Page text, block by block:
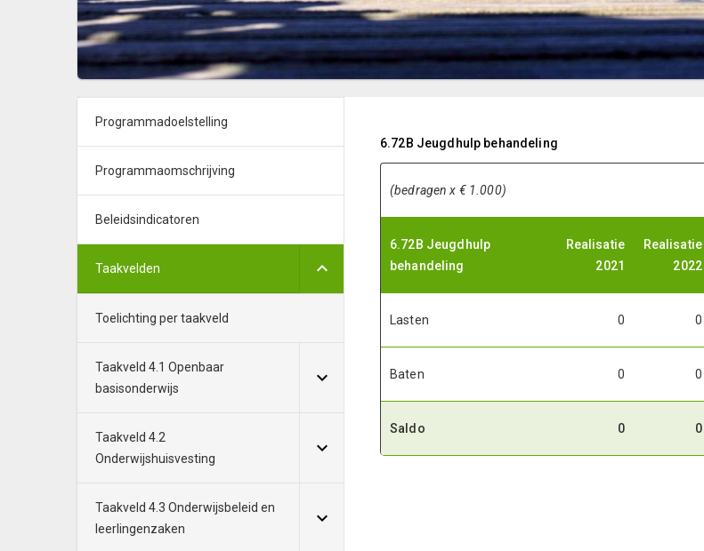
Programmadoelstelling
Programmaomschrijving
Beleidsindicatoren
Taakvelden
Toelichting per taakveld
Taakveld 4.1 Openbaar
basisonderwijs
Taakveld 4.2
Onderwijshuisvesting
Taakveld 4.3 Onderwijsbeleid en
leerlingenzaken
6.72B Jeugdhulp behandeling
(bedragen x € 1.000)
6.72B Jeugdhulp
behandeling
Realisatie
2021
Realisatie
2022
Lasten 0 0
Baten 0 0
Saldo 0 0